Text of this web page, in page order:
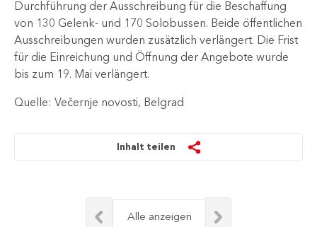
Durchführung der Ausschreibung für die Beschaffung
von 130 Gelenk- und 170 Solobussen. Beide öffentlichen
Ausschreibungen wurden zusätzlich verlängert. Die Frist
für die Einreichung und Öffnung der Angebote wurde
bis zum 19. Mai verlängert.
Quelle: Večernje novosti, Belgrad
Inhalt teilen
Alle anzeigen